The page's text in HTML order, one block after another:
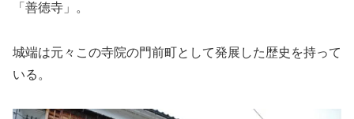
「善徳寺」。
城端は元々この寺院の門前町として発展した歴史を持って
いる。